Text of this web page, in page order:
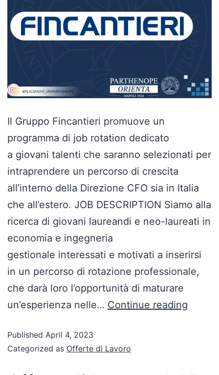
Il Gruppo Fincantieri promuove un
programma di job rotation dedicato
a giovani talenti che saranno selezionati per
intraprendere un percorso di crescita
all’interno della Direzione CFO sia in Italia
che all’estero. JOB DESCRIPTION Siamo alla
ricerca di giovani laureandi e neo-laureati in
economia e ingegneria
gestionale interessati e motivati a inserirsi
in un percorso di rotazione professionale,
che darà loro l’opportunità di maturare
un’esperienza nelle… Continue reading
Published April 4, 2023
Categorized as Offerte di Lavoro